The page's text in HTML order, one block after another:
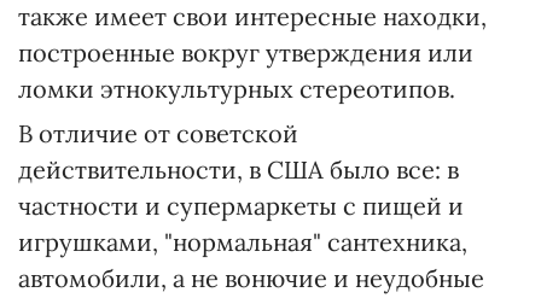
также имеет свои интересные находки,
построенные вокруг утверждения или
ломки этнокультурных стереотипов.
В отличие от советской
действительности, в США было все: в
частности и супермаркеты с пищей и
игрушками, "нормальная" сантехника,
автомобили, а не вонючие и неудобные